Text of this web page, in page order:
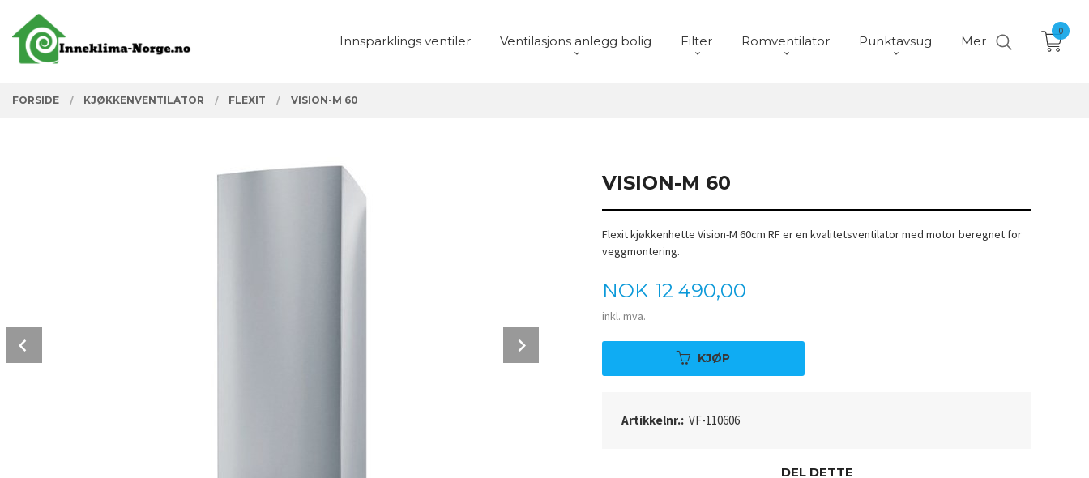
innholdet
PRODUKTER
Innsparklings ventiler Ventilasjons anlegg bolig Filter Romventilator Punktavsug Mer
0
FORSIDE KJØKKENVENTILATOR FLEXIT VISION-M 60
VISION-M 60
Flexit kjøkkenhette Vision-M 60cm RF er en kvalitetsventilator med motor beregnet for
veggmontering.
Pris
NOK 12 490,00
inkl. mva.
KJØP
Artikkelnr.: VF-110606
DEL DETTE